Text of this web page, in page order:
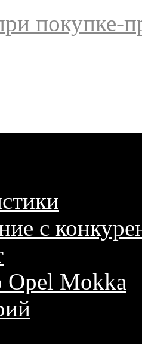
покупке-
с
Opel Mokka